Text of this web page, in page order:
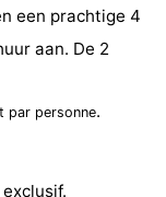
een prachtige 4
aan. De 2
par personne.